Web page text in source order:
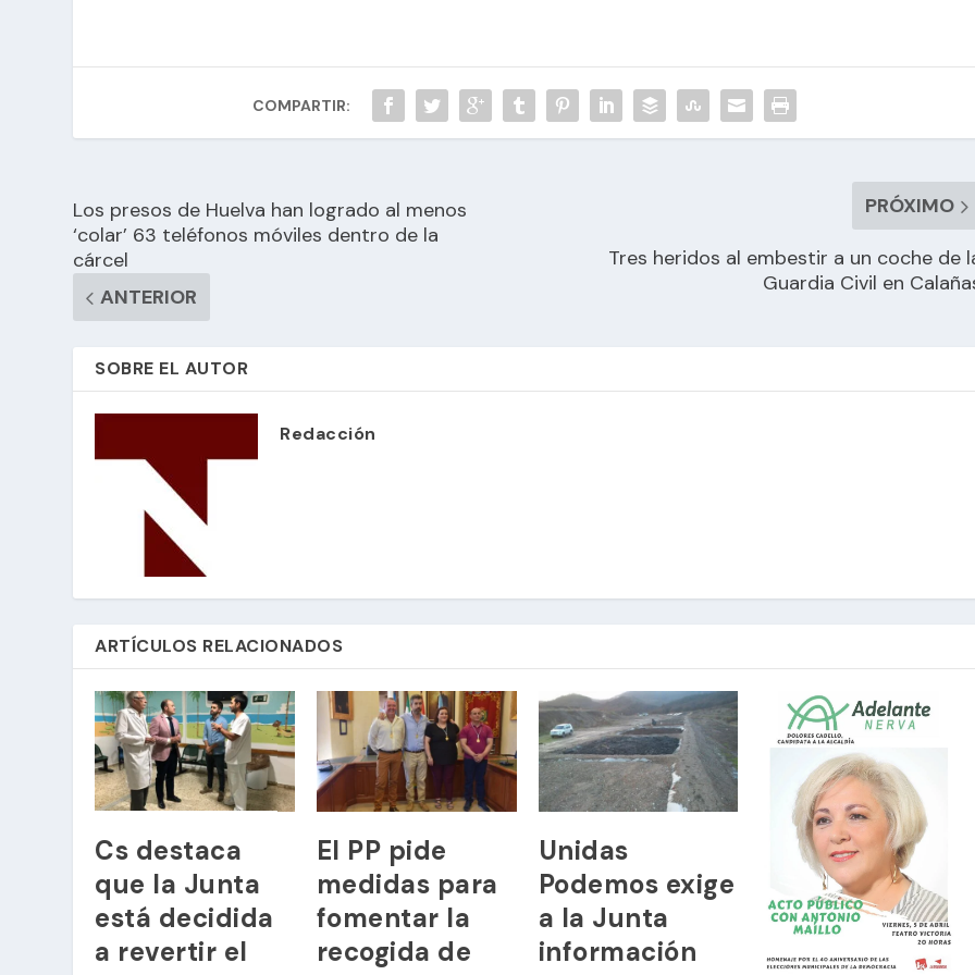
COMPARTIR:
Los presos de Huelva han logrado al menos
‘colar’ 63 teléfonos móviles dentro de la
cárcel
ANTERIOR
PRÓXIMO
Tres heridos al embestir a un coche de
Guardia Civil en
SOBRE EL AUTOR
Redacción
ARTÍCULOS RELACIONADOS
Cs destaca
que la Junta
está decidida
a revertir el
El PP pide
medidas para
fomentar la
recogida de
Unidas
Podemos exige
a la Junta
información